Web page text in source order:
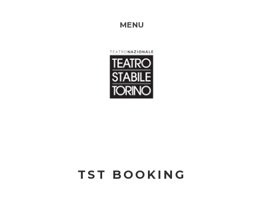
MENU
TST BOOKING